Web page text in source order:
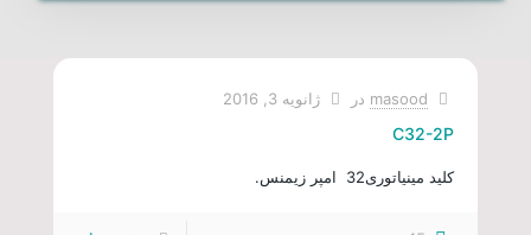
masood در ژانویه 3, 2016
C32-2P
کلید مینیاتوری32 امپر زیمنس.